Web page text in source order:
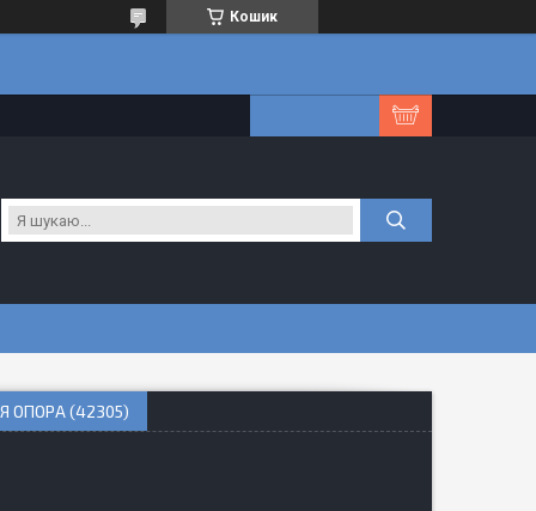
Кошик
ОПОРА (42305)